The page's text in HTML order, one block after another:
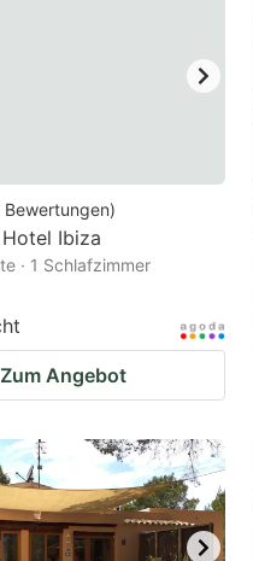
Bewertungen)
Ibiza
· 1 Schlafzimmer
Zum Angebot